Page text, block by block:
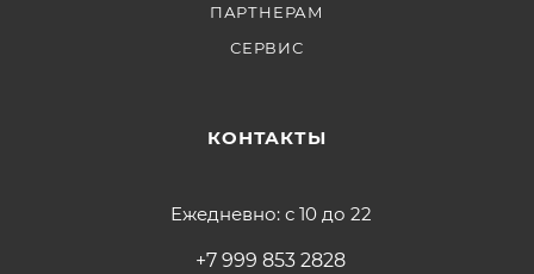
ПАРТНЕРАМ
СЕРВИС
КОНТАКТЫ
Ежедневно: с 10 до 22
+7 999 853 2828